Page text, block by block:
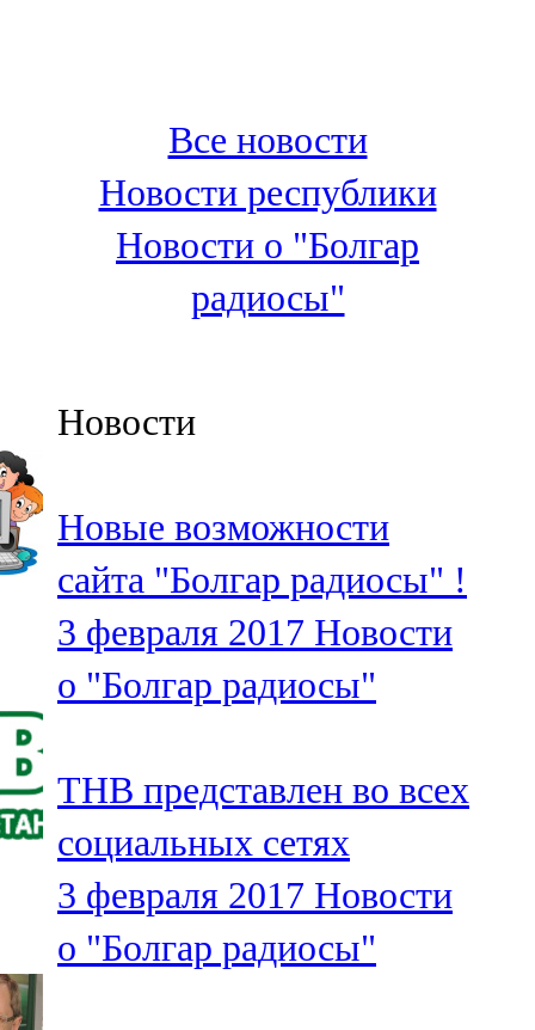
100,3 FM
Зәй
106,6 FM
Кадыбаш
105,2 FM
91,5 FM
106,1 FM
Кама тамагы
71,51 FM
Кукмара
Лениногорский
102,1 FM
Мамадыш
106,2 FM
Все новости
Новости республики
Новости о "Болгар
радиосы"
Новости
Новые возможности
сайта "Болгар радиосы" !
3 февраля 2017 Новости
о "Болгар радиосы"
ТНВ представлен во всех
социальных сетях
3 февраля 2017 Новости
о "Болгар радиосы"